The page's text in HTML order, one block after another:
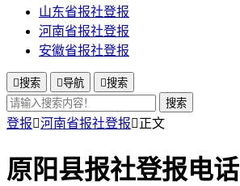
山东省报社登报
河南省报社登报
安徽省报社登报
搜索 导航 搜索
搜索
登报河南省报社登报正文
原阳县报社登报电话